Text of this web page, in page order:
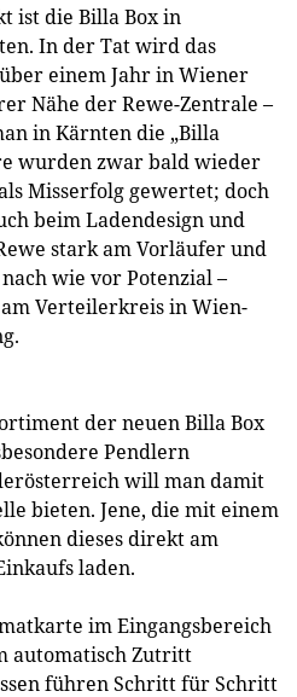
ist die Billa Box in
In der Tat wird das
einem Jahr in Wiener
Nähe der Rewe-Zentrale –
in Kärnten die „Billa
wurden zwar bald wieder
Misserfolg gewertet; doch
beim Ladendesign und
stark am Vorläufer und
wie vor Potenzial –
Verteilerkreis in Wien-
der neuen Billa Box
Pendlern
will man damit
bieten. Jene, die mit einem
dieses direkt am
laden.
im Eingangsbereich
automatisch Zutritt
führen Schritt für Schritt